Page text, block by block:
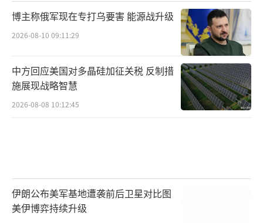
行，确保公开透明，同时防止资产转移或恶意
隐匿。
博主称俄军现在专打乌要害 能源战升级
2026-08-10 09:11:29
中方回应美国对多晶硅加征关税 反制措
施展现战略智慧
2026-08-08 10:12:45
伊朗公布美军基地遭袭前后卫星对比图
美伊博弈持续升级